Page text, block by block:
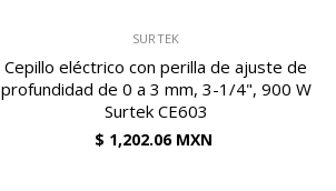
SURTEK
Cepillo eléctrico con perilla de ajuste de
profundidad de 0 a 3 mm, 3-1/4", 900 W
Surtek CE603
$ 1,202.06 MXN